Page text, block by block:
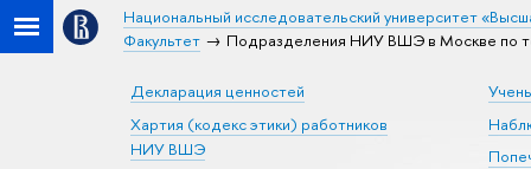
Национальный исследовательский университет
Факультет
Подразделения НИУ ВШЭ в Москве по
Декларация ценностей
Хартия (кодекс этики) работников
НИУ ВШЭ